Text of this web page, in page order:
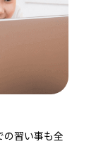
の習い事も全